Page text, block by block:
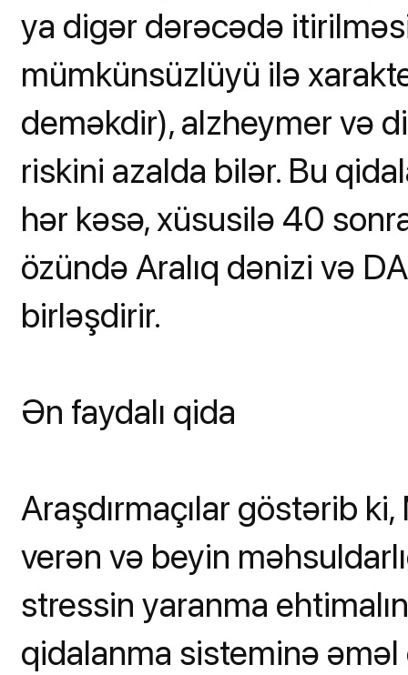
ya digər dərəcədə
mümkünsüzlüyü ilə
deməkdir), alzheymer və
riskini azalda bilər. Bu
hər kəsə, xüsusilə 40
özündə Aralıq dənizi və
birləşdirir.
Ən faydalı qida
Araşdırmaçılar göstərib
verən və beyin
stressin yaranma
qidalanma sisteminə əməl